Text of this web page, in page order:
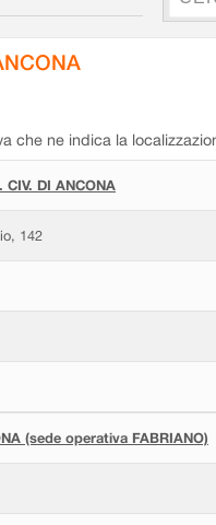
che ne indica la
CIV. DI ANCONA
142
(sede operativa FABRIANO)